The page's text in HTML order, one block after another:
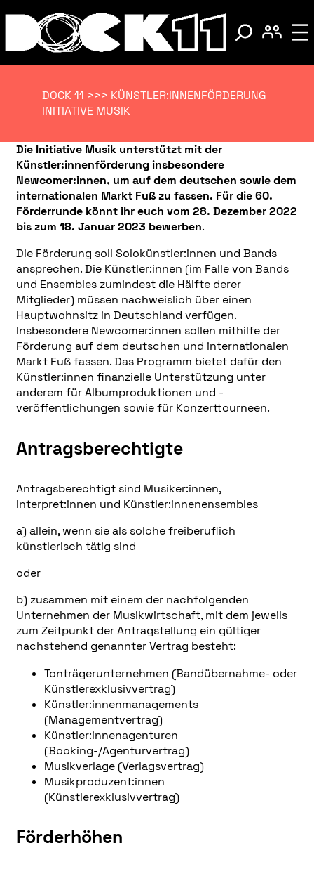
DOCK 11 >>> KÜNSTLER:INNENFÖRDERUNG
INITIATIVE MUSIK
Die Initiative Musik unterstützt mit der
Künstler:innenförderung insbesondere
Newcomer:innen, um auf dem deutschen sowie dem
internationalen Markt Fuß zu fassen. Für die 60.
Förderrunde könnt ihr euch vom 28. Dezember 2022
bis zum 18. Januar 2023 bewerben.
Die Förderung soll Solokünstler:innen und Bands
ansprechen. Die Künstler:innen (im Falle von Bands
und Ensembles zumindest die Hälfte derer
Mitglieder) müssen nachweislich über einen
Hauptwohnsitz in Deutschland verfügen.
Insbesondere Newcomer:innen sollen mithilfe der
Förderung auf dem deutschen und internationalen
Markt Fuß fassen. Das Programm bietet dafür den
Künstler:innen finanzielle Unterstützung unter
anderem für Albumproduktionen und -
veröffentlichungen sowie für Konzerttourneen.
Antragsberechtigte
Antragsberechtigt sind Musiker:innen,
Interpret:innen und Künstler:innenensembles
a) allein, wenn sie als solche freiberuflich
künstlerisch tätig sind
oder
b) zusammen mit einem der nachfolgenden
Unternehmen der Musikwirtschaft, mit dem jeweils
zum Zeitpunkt der Antragstellung ein gültiger
nachstehend genannter Vertrag besteht:
Tonträgerunternehmen (Bandübernahme- oder
Künstlerexklusivvertrag)
Künstler:innenmanagements
(Managementvertrag)
Künstler:innenagenturen
(Booking-/Agenturvertrag)
Musikverlage (Verlagsvertrag)
Musikproduzent:innen
(Künstlerexklusivvertrag)
Förderhöhen